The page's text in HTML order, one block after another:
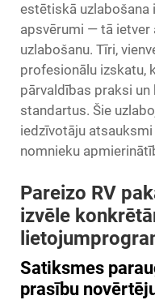
estētiskā uzlabošana
apsvērumi — tā ietver
uzlabošanu. Tīri,
profesionālu izskatu,
pārvaldības praksi
standartus. Šie
iedzīvotāju
nomnieku
Pareizo RV
izvēle
Satiksmes
prasību